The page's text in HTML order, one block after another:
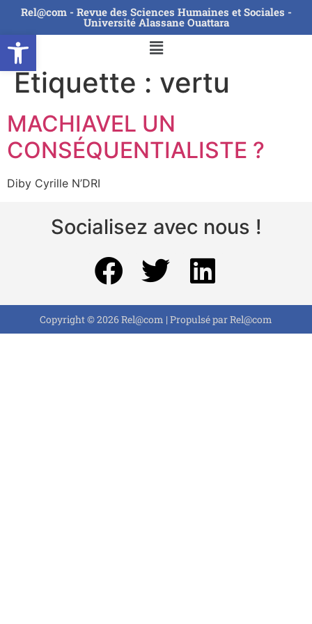
Ouvrir la barre d’outils
Rel@com - Revue des Sciences Humaines et Sociales -
Université Alassane Ouattara
Étiquette : vertu
MACHIAVEL UN
CONSÉQUENTIALISTE ?
Diby Cyrille N’DRI
Socialisez avec nous !
Copyright © 2026 Rel@com | Propulsé par Rel@com